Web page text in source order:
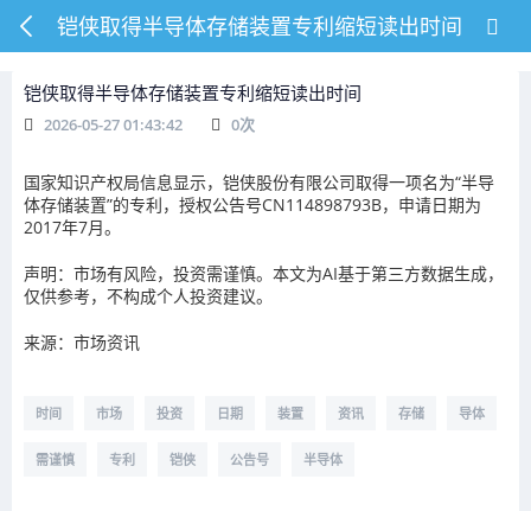
铠侠取得半导体存储装置专利缩短读出时间
铠侠取得半导体存储装置专利缩短读出时间
2026-05-27 01:43:42 0次
国家知识产权局信息显示，铠侠股份有限公司取得一项名为“半导
体存储装置”的专利，授权公告号CN114898793B，申请日期为
2017年7月。
声明：市场有风险，投资需谨慎。本文为AI基于第三方数据生成，
仅供参考，不构成个人投资建议。
来源：市场资讯
时间 市场 投资 日期 装置 资讯 存储 导体
需谨慎 专利 铠侠 公告号 半导体